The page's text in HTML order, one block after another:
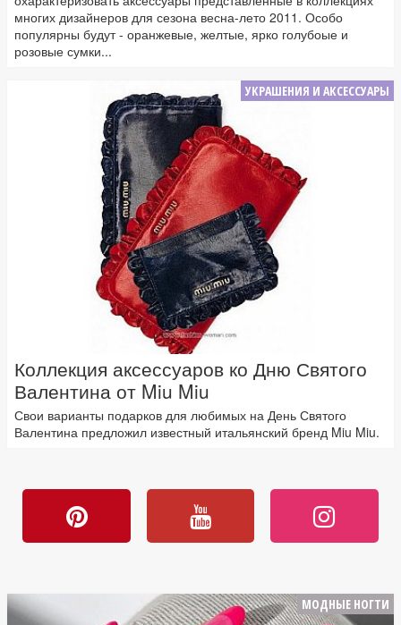
многих дизайнеров для сезона весна-лето 2011. Особо
популярны будут - оранжевые, желтые, ярко голубоые и
розовые сумки...
УКРАШЕНИЯ И АКСЕССУАРЫ
Коллекция аксессуаров ко Дню Святого
Валентина от Miu Miu
Свои варианты подарков для любимых на День Святого
Валентина предложил известный итальянский бренд Miu Miu.
МОДНЫЕ НОГТИ